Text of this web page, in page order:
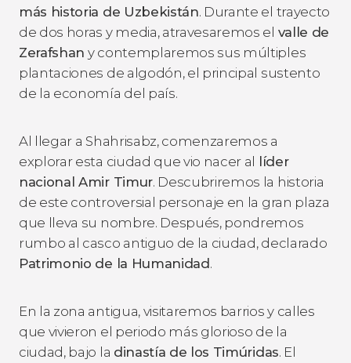
más historia de Uzbekistán. Durante el trayecto
de dos horas y media, atravesaremos el valle de
Zerafshan y contemplaremos sus múltiples
plantaciones de algodón, el principal sustento
de la economía del país.
Al llegar a Shahrisabz, comenzaremos a
explorar esta ciudad que vio nacer al líder
nacional Amir Timur. Descubriremos la historia
de este controversial personaje en la gran plaza
que lleva su nombre. Después, pondremos
rumbo al casco antiguo de la ciudad, declarado
Patrimonio de la Humanidad.
En la zona antigua, visitaremos barrios y calles
que vivieron el periodo más glorioso de la
ciudad, bajo la dinastía de los Timúridas. El